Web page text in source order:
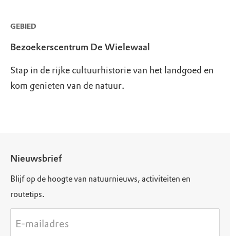
GEBIED
Bezoekerscentrum De Wielewaal
Stap in de rijke cultuurhistorie van het landgoed en
kom genieten van de natuur.
Nieuwsbrief
Blijf op de hoogte van natuurnieuws, activiteiten en
routetips.
E-mailadres